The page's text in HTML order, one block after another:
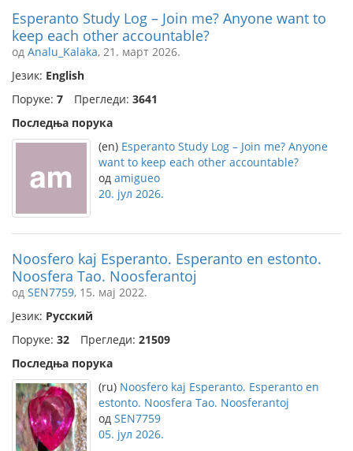
Esperanto Study Log – Join me? Anyone want to
keep each other accountable?
од Analu_Kalaka, 21. март 2026.
Језик: English
Поруке: 7 Прегледи: 3641
Последња порука
(en) Esperanto Study Log – Join me? Anyone
want to keep each other accountable?
од amigueo
20. јул 2026.
Noosfero kaj Esperanto. Esperanto en estonto.
Noosfera Tao. Noosferantoj
од SEN7759, 15. мај 2022.
Језик: Русский
Поруке: 32 Прегледи: 21509
Последња порука
(ru) Noosfero kaj Esperanto. Esperanto en
estonto. Noosfera Tao. Noosferantoj
од SEN7759
05. јул 2026.